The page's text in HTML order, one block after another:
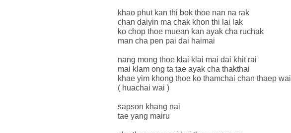
khao phut kan thi bok thoe nan na rak
chan daiyin ma chak khon thi lai lak
ko chop thoe muean kan ayak cha ruchak
man cha pen pai dai haimai
nang mong thoe klai klai mai dai khit rai
mai klam ong ta tae ayak cha thakthai
khae yim khong thoe ko thamchai chan thaep wai
( huachai wai )
sapson khang nai
tae yang mairu